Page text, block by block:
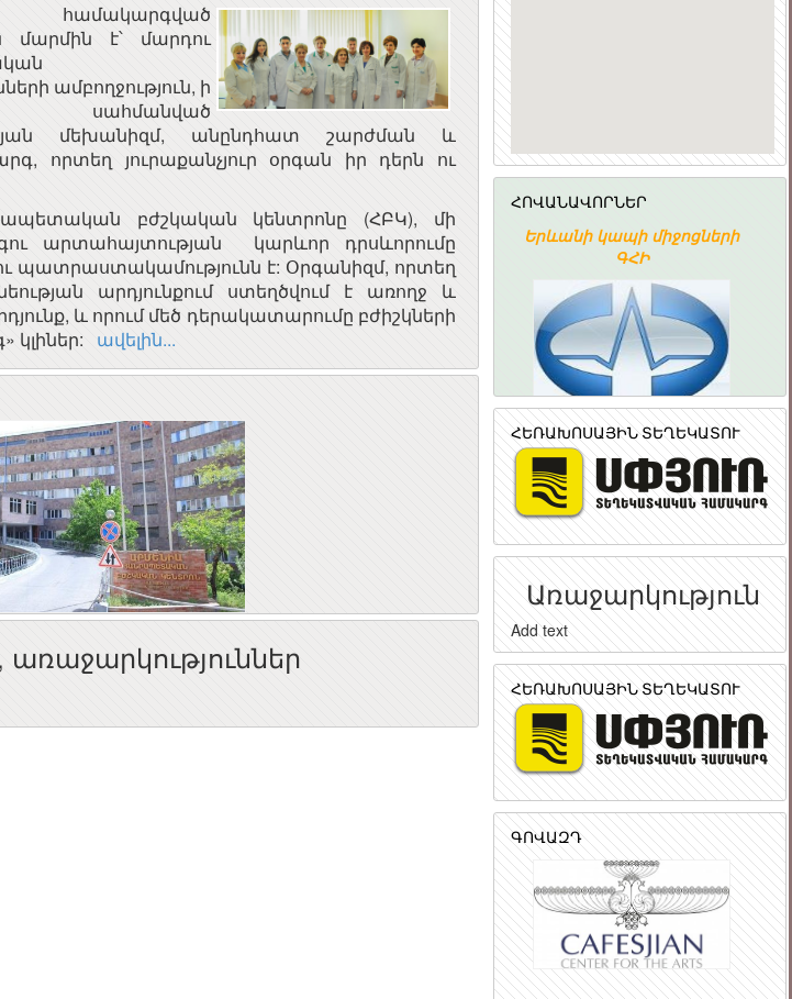
համակարգված
մարմին է՝ մարդու
ամբողջություն, ի
սահմանված
մեխանիզմ, անընդհատ շարժման և
որտեղ յուրաքանչյուր օրգան իր դերն ու
բժշկական կենտրոնը (ՀԲԿ), մի
արտահայտության կարևոր դրսևորումը
պատրաստակամությունն է: Օրգանիզմ, որտեղ
արդյունքում ստեղծվում է առողջ և
և որում մեծ դերակատարումը բժիշկների
կլիներ: ավելին...
առաջարկություններ
ՀՈՎԱՆԱՎՈՐՆԵՐ
ՀԱՅԱՍՏԱՆԻ
ՀԱՆՐԱՊԵՏՈՒԹՅԱՆ
ՀԱՆՐԱՅԻՆ ԽՈՐՀՈՒՐԴ
Երևանի կապի միջոցների
ԳՀԻ
ՀԱՅԱՍՏԱՆԻ
ՀԱՆՐԱՊԵՏՈՒԹՅԱՆ
ՀԱՆՐԱՅԻՆ ԽՈՐՀՈՒՐԴ
ՀԵՌԱԽՈՍԱՅԻՆ ՏԵՂԵԿԱՏՈՒ
Առաջարկություն
Add text
ՀԵՌԱԽՈՍԱՅԻՆ ՏԵՂԵԿԱՏՈՒ
ԳՈՎԱԶԴ